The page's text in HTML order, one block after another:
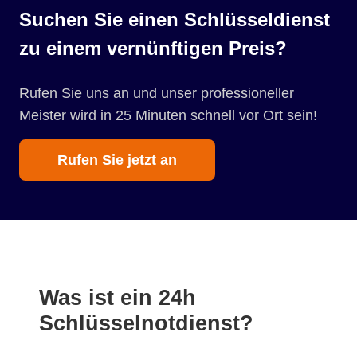
Suchen Sie einen Schlüsseldienst
zu einem vernünftigen Preis?
Rufen Sie uns an und unser professioneller
Meister wird in 25 Minuten schnell vor Ort sein!
Rufen Sie jetzt an
Was ist ein 24h
Schlüsselnotdienst?